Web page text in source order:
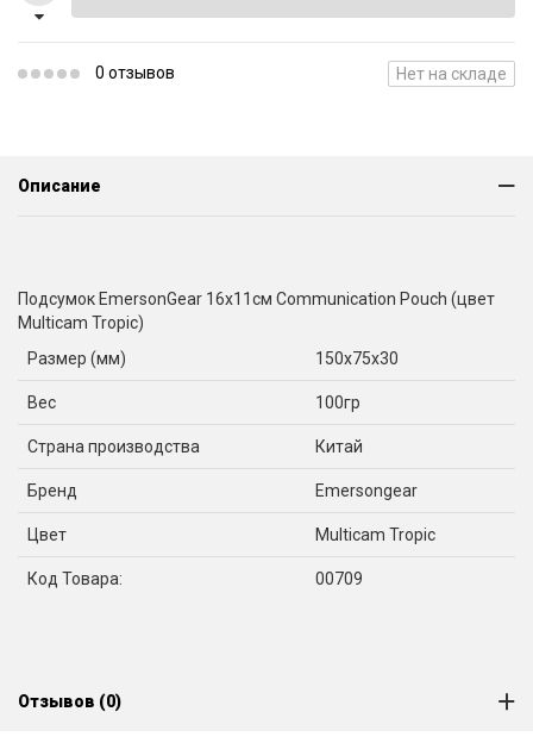
0 отзывов Нет на складе
Описание
Подсумок EmersonGear 16x11см Communication Pouch (цвет
Multicam Tropic)
Размер (мм)
150x75x30
Вес 100гр
Страна производства Китай
Бренд Emersongear
Цвет Multicam Tropic
Код Товара: 00709
Отзывов (0)